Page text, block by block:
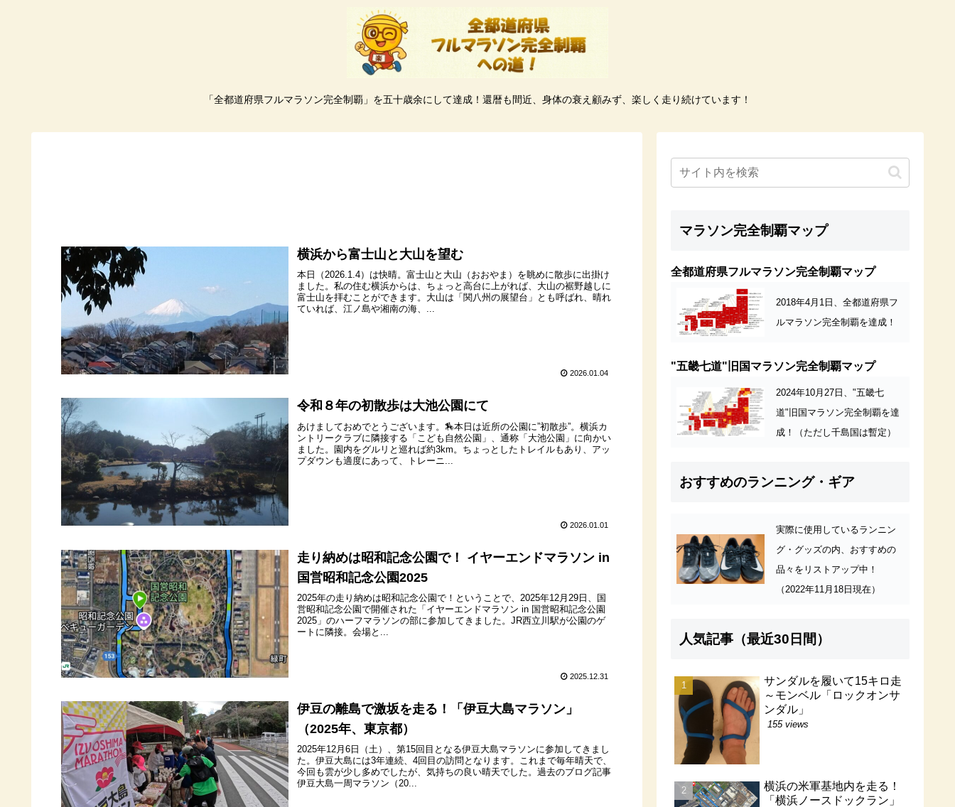
「全都道府県フルマラソン完全制覇」を五十歳余にして達成！還暦も間近、身体の衰え顧みず、楽しく走り続けています！
横浜から富士山と大山を望む
本日（2026.1.4）は快晴。富士山と大山（おおやま）を眺めに散歩に出掛け
ました。私の住む横浜からは、ちょっと高台に上がれば、大山の裾野越しに
富士山を拝むことができます。大山は「関八州の展望台」とも呼ばれ、晴れ
ていれば、江ノ島や湘南の海、...
2026.01.04
令和８年の初散歩は大池公園にて
あけましておめでとうございます。🏇本日は近所の公園に”初散歩”。横浜カ
ントリークラブに隣接する「こども自然公園」、通称「大池公園」に向かい
ました。園内をグルリと巡れば約3km。ちょっとしたトレイルもあり、アッ
プダウンも適度にあって、トレーニ...
2026.01.01
走り納めは昭和記念公園で！ イヤーエンドマラソン in
国営昭和記念公園2025
2025年の走り納めは昭和記念公園で！ということで、2025年12月29日、国
営昭和記念公園で開催された「イヤーエンドマラソン in 国営昭和記念公園
2025」のハーフマラソンの部に参加してきました。JR西立川駅が公園のゲ
ートに隣接。会場と...
2025.12.31
伊豆の離島で激坂を走る！「伊豆大島マラソン」
（2025年、東京都）
2025年12月6日（土）、第15回目となる伊豆大島マラソンに参加してきまし
た。伊豆大島には3年連続、4回目の訪問となります。これまで毎年晴天で、
今回も雲が少し多めでしたが、気持ちの良い晴天でした。過去のブログ記事
伊豆大島一周マラソン（20...
マラソン完全制覇マップ
全都道府県フルマラソン完全制覇マップ
2018年4月1日、全都道府県フ
ルマラソン完全制覇を達成！
"五畿七道"旧国マラソン完全制覇マップ
2024年10月27日、"五畿七
道"旧国マラソン完全制覇を達
成！（ただし千島国は暫定）
おすすめのランニング・ギア
実際に使用しているランニン
グ・グッズの内、おすすめの
品々をリストアップ中！
（2022年11月18日現在）
人気記事（最近30日間）
サンダルを履いて15キロ走
～モンベル「ロックオンサ
ンダル」
155 views
横浜の米軍基地内を走る！
「横浜ノースドックラン」